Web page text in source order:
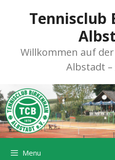
Tennisclub
Willkommen auf der
Albstadt –
Menu